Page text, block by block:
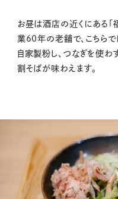
お昼は酒店の近くにある「
業60年の老舗で、こちら
自家製粉し、つなぎを使
割そばが味わえます。